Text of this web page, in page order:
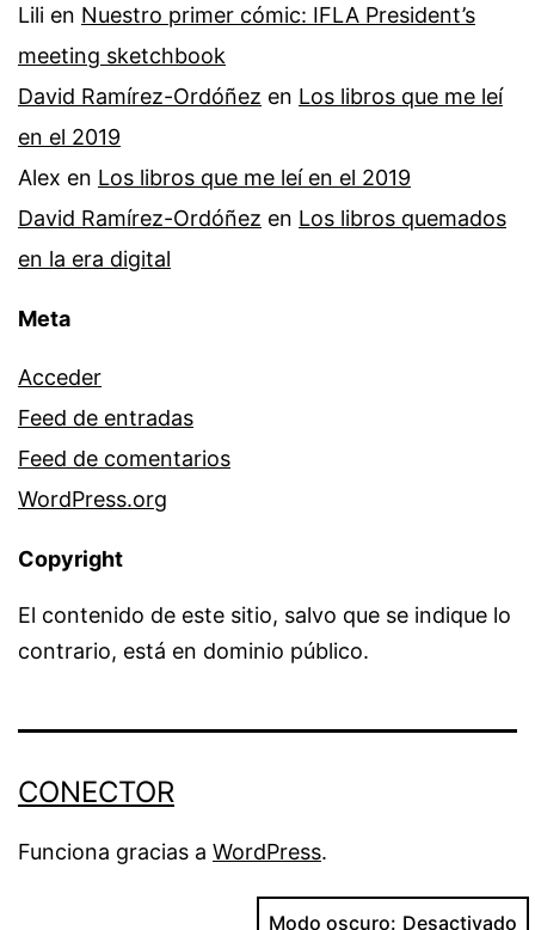
Lili en Nuestro primer cómic: IFLA President’s
meeting sketchbook
David Ramírez-Ordóñez en Los libros que me leí
en el 2019
Alex en Los libros que me leí en el 2019
David Ramírez-Ordóñez en Los libros quemados
en la era digital
Meta
Acceder
Feed de entradas
Feed de comentarios
WordPress.org
Copyright
El contenido de este sitio, salvo que se indique lo
contrario, está en dominio público.
CONECTOR
Funciona gracias a WordPress.
Modo oscuro: